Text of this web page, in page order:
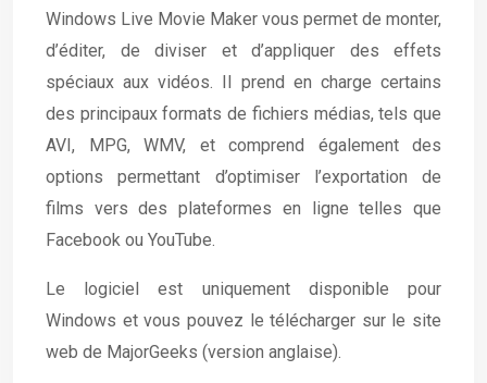
Windows Live Movie Maker vous permet de monter,
d’éditer, de diviser et d’appliquer des effets
spéciaux aux vidéos. Il prend en charge certains
des principaux formats de fichiers médias, tels que
AVI, MPG, WMV, et comprend également des
options permettant d’optimiser l’exportation de
films vers des plateformes en ligne telles que
Facebook ou YouTube.
Le logiciel est uniquement disponible pour
Windows et vous pouvez le télécharger sur le site
web de MajorGeeks (version anglaise).